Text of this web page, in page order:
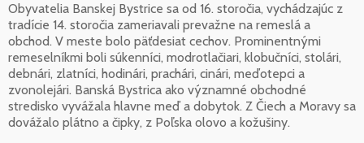
Obyvatelia Banskej Bystrice sa od 16. storočia, vychádzajúc z
tradície 14. storočia zameriavali prevažne na remeslá a
obchod. V meste bolo päťdesiat cechov. Prominentnými
remeselníkmi boli súkenníci, modrotlačiari, klobučníci, stolári,
debnári, zlatníci, hodinári, prachári, cinári, meďotepci a
zvonolejári. Banská Bystrica ako významné obchodné
stredisko vyvážala hlavne meď a dobytok. Z Čiech a Moravy sa
dovážalo plátno a čipky, z Poľska olovo a kožušiny.